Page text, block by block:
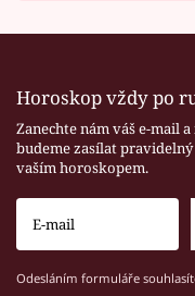
Horoskop vždy po
Zanechte nám váš e-mail
budeme zasílat
vaším horoskopem.
Odesláním formuláře